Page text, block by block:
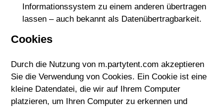
Informationssystem zu einem anderen übertragen
lassen – auch bekannt als Datenübertragbarkeit.
Cookies
Durch die Nutzung von m.partytent.com akzeptieren
Sie die Verwendung von Cookies. Ein Cookie ist eine
kleine Datendatei, die wir auf Ihrem Computer
platzieren, um Ihren Computer zu erkennen und